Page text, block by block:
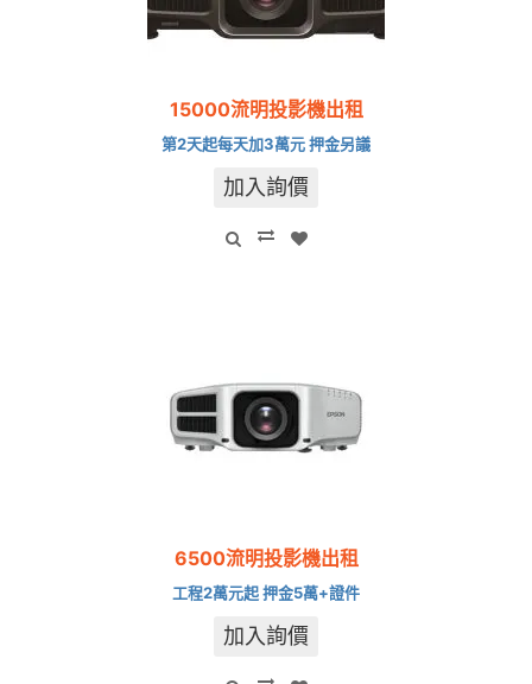
15000流明投影機出租
第2天起每天加3萬元 押金另議
加入詢價
6500流明投影機出租
工程2萬元起 押金5萬+證件
加入詢價